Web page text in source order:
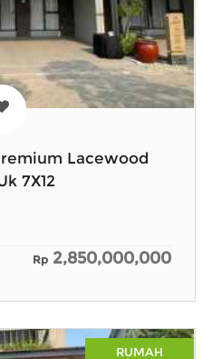
Lacewood
7X12
Rp 2,850,000,000
RUMAH